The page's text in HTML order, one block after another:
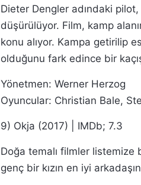
Dieter Dengler adındaki
düşürülüyor. Film, kamp
konu alıyor. Kampa getirilip
olduğunu fark edince bir
Yönetmen: Werner Herzog
Oyuncular: Christian Bale,
9) Okja (2017) | IMDb; 7.3
Doğa temalı filmler
genç bir kızın en iyi